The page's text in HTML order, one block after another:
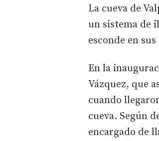
La cueva de
un sistema de
esconde en
En la
Vázquez, que
cuando
cueva. Según
encargado de